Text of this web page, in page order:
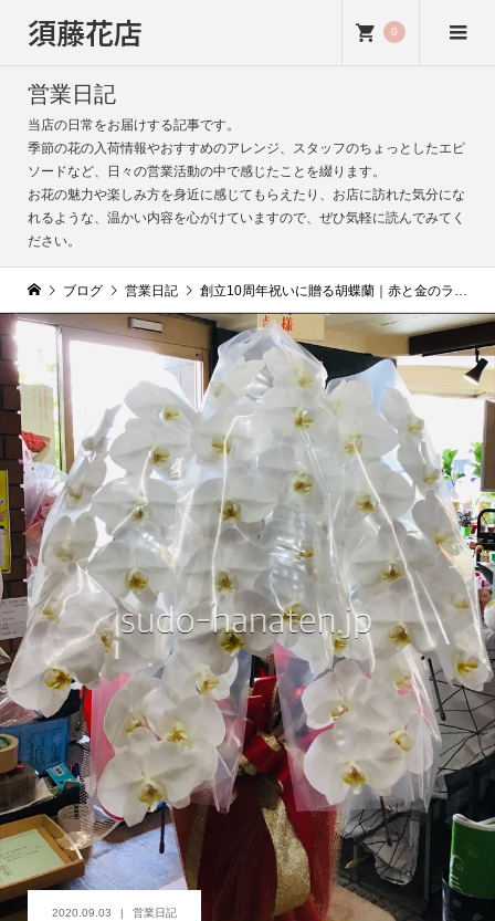
須藤花店 0
営業日記
当店の日常をお届けする記事です。
季節の花の入荷情報やおすすめのアレンジ、スタッフのちょっとしたエピ
ソードなど、日々の営業活動の中で感じたことを綴ります。
お花の魅力や楽しみ方を身近に感じてもらえたり、お店に訪れた気分にな
れるような、温かい内容を心がけていますので、ぜひ気軽に読んでみてく
ださい。
ブログ 営業日記 創立10周年祝いに贈る胡蝶蘭｜赤と金のラッピングで華やかにお届け｜須藤花店
2020.09.03 営業日記